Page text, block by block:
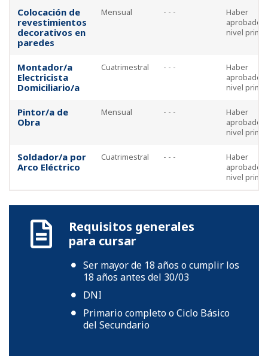
Colocación de
revestimientos
decorativos en
paredes
Mensual - - -
Haber
aprobado
nivel
Montador/a
Electricista
Domiciliario/a
Cuatrimestral - - -
Haber
aprobado
nivel
Pintor/a de
Obra
Mensual - - -
Haber
aprobado
nivel
Soldador/a por
Arco Eléctrico
Cuatrimestral - - -
Haber
aprobado
nivel
Requisitos generales
para cursar
Ser mayor de 18 años o cumplir los
18 años antes del 30/03
DNI
Primario completo o Ciclo Básico
del Secundario